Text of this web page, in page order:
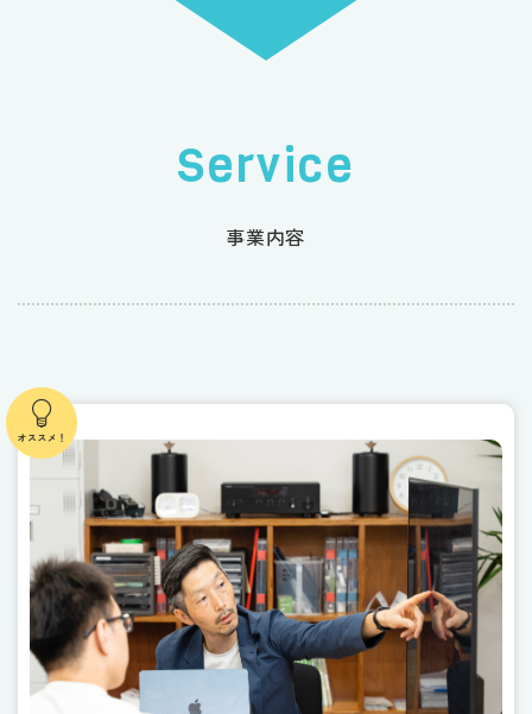
Service
事業内容